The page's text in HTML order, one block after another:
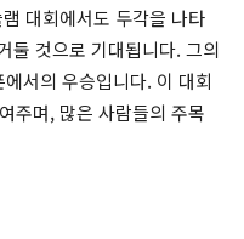
대회에서도 두각을 나타
둘 것으로 기대됩니다. 그의
서의 우승입니다. 이 대회
주며, 많은 사람들의 주목